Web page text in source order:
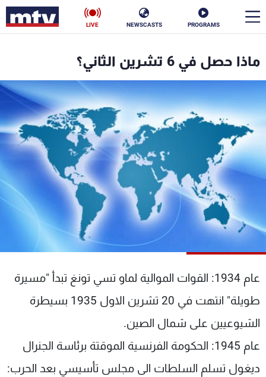
PROGRAMS
NEWSCASTS
LIVE
ماذا حصل في 6 تشرين الثاني؟
عام 1934: القوات الموالية لماو تسي تونغ تبدأ "مسيرة
طويلة" انتهت في 20 تشرين الاول 1935 بسيطرة
الشيوعيين على شمال الصين.
عام 1945: الحكومة الفرنسية الموقتة برئاسة الجنرال
ديغول تسلم السلطات الى مجلس تأسيسي بعد الحرب:
سياسة ناس
إقتصاد فن
منوعات رياضة
كأس العالم
شاهد البرامج
الترددات
الإنـتـاج
تواصل معنا
شروط الإسـتخدام
سياسة الخصوصية